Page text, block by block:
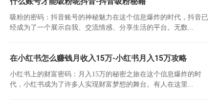
吸粉的密码：抖音账号的神秘魅力在这个信息爆炸的时代，抖音已
经成为了一个展示自我、交流情感、分享生活的平台。无数...
在小红书怎么赚钱月收入15万-小红书月入15万攻略
小红书上的财富密码：月入15万的秘密之旅在这个信息爆炸的时
代，小红书成为了许多人实现财富梦想的舞台。有人在这里...